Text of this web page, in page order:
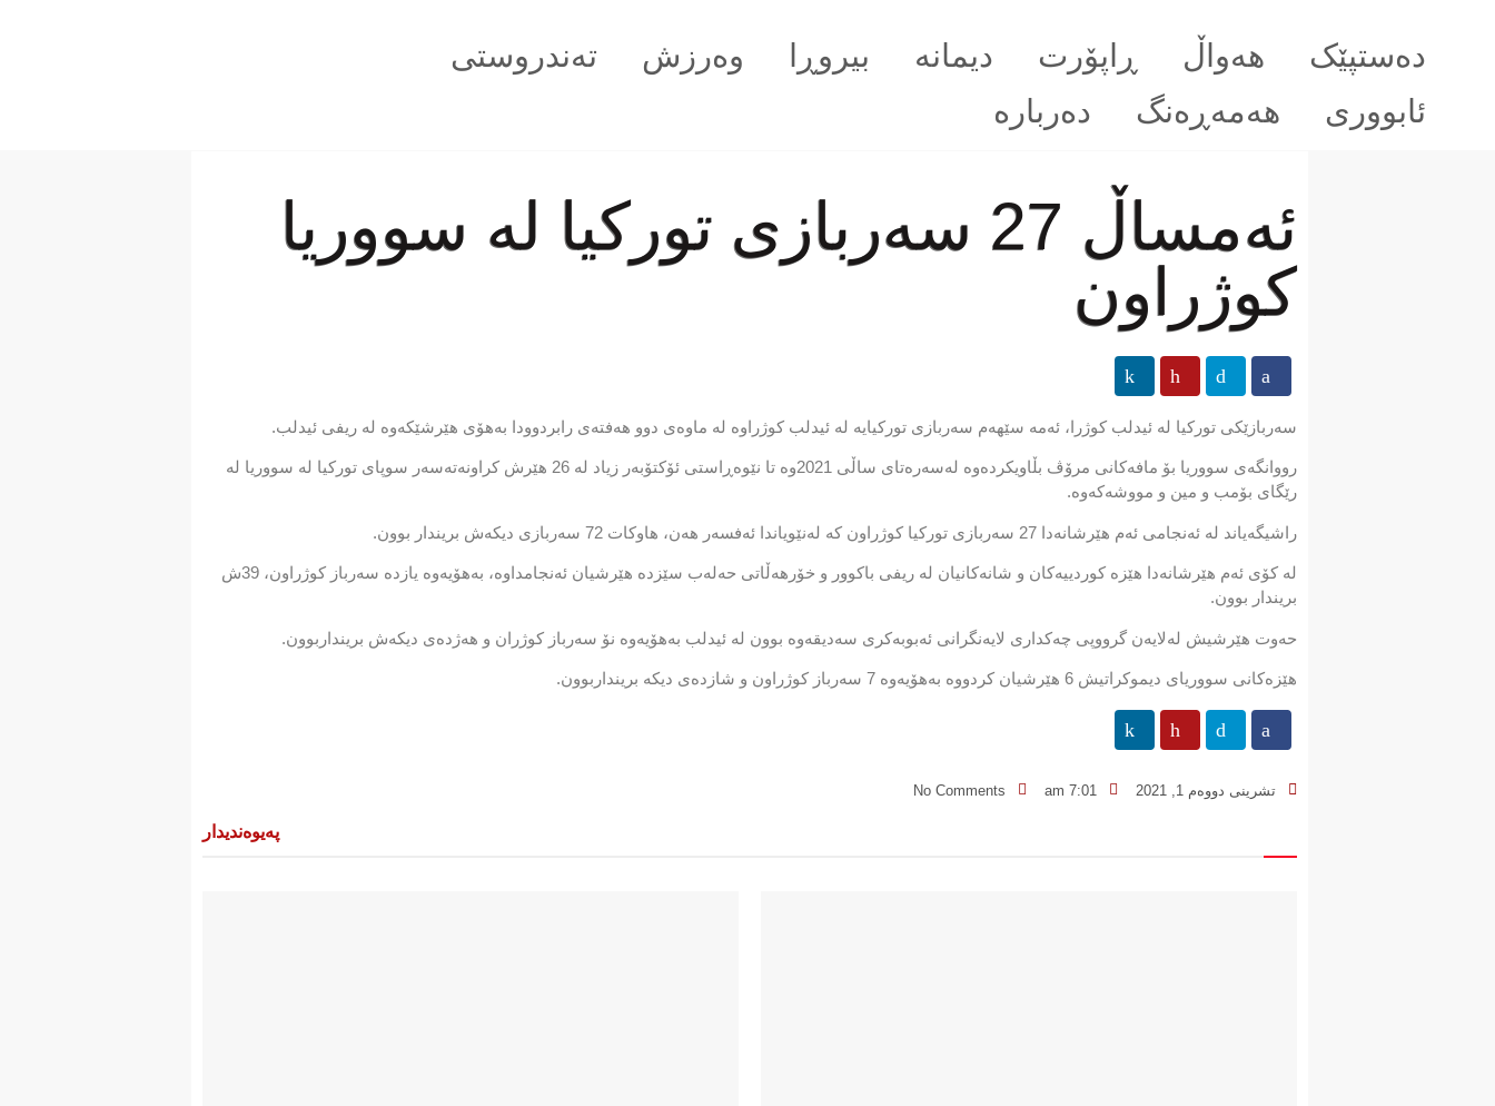
دەستپێک هەواڵ ڕاپۆرت دیمانە بیروڕا وەرزش
تەندروستی
ئابووری
هەمەڕەنگ دەربارە
ئەمساڵ 27 سەربازی توركیا لە سووریا
كوژراون
سەربازێكی توركیا لە ئیدلب كوژرا، ئەمە سێهەم سەربازی توركیایە لە ئیدلب كوژراوە لە ماوەی دوو هەفتەی رابردوودا بەهۆی هێرشێكەوە لە ریفی ئیدلب.
رووانگەی سووریا بۆ مافەكانی مرۆڤ بڵاویكردەوە لەسەرەتای ساڵی 2021وە تا نێوەڕاستی ئۆكتۆبەر زیاد لە 26 هێرش كراونەتەسەر سوپای توركیا لە سووریا لە
رێگای بۆمب و مین و مووشەكەوە.
راشیگەیاند لە ئەنجامی ئەم هێرشانەدا 27 سەربازی توركیا كوژراون كە لەنێویاندا ئەفسەر هەن، هاوكات 72 سەربازی دیكەش بریندار بوون.
لە كۆی ئەم هێرشانەدا هێزە كوردییەكان و شانەكانیان لە ریفی باكوور و خۆرهەڵاتی حەلەب سێزدە هێرشیان ئەنجامداوە، بەهۆیەوە یازدە سەرباز كوژراون، 39ش
بریندار بوون.
حەوت هێرشیش لەلایەن گرووپی چەكداری لایەنگرانی ئەبوبەكری سەدیقەوە بوون لە ئیدلب بەهۆیەوە نۆ سەرباز كوژران و هەژدەی دیكەش برینداربوون.
هێزەكانی سووریای دیموكراتیش 6 هێرشیان كردووە بەهۆیەوە 7 سەرباز كوژراون و شازدەی دیكە برینداربوون.
تشرینی دووەم 1, 2021 7:01 am
No Comments
پەیوەندیدار